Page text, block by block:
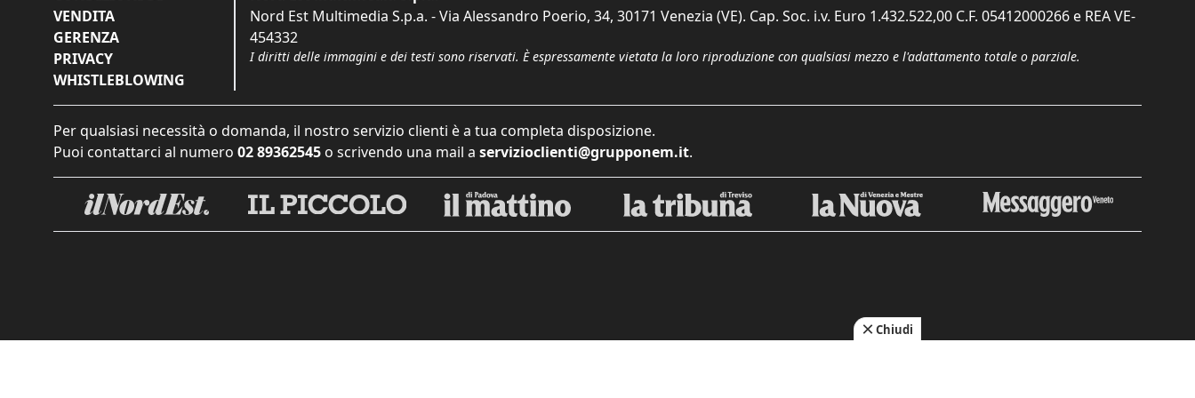
VENDITA
GERENZA
PRIVACY
WHISTLEBLOWING
Nord Est Multimedia S.p.a. - Via Alessandro Poerio, 34, 30171 Venezia (VE). Cap. Soc. i.v. Euro 1.432.522,00 C.F. 05412000266 e REA VE-
454332
I diritti delle immagini e dei testi sono riservati. È espressamente vietata la loro riproduzione con qualsiasi mezzo e l'adattamento totale o parziale.
Per qualsiasi necessità o domanda, il nostro servizio clienti è a tua completa disposizione.
Puoi contattarci al numero 02 89362545 o scrivendo una mail a servizioclienti@grupponem.it.
Chiudi